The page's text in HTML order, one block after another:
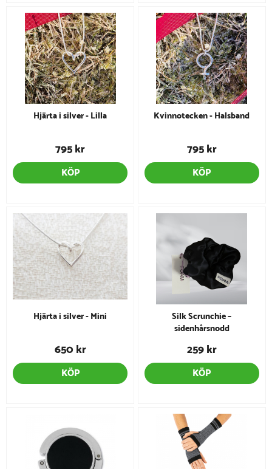
Hjärta i silver - Lilla
795 kr
KÖP
Kvinnotecken - Halsband
795 kr
KÖP
Hjärta i silver - Mini
650 kr
KÖP
Silk Scrunchie –
sidenhårsnodd
259 kr
KÖP